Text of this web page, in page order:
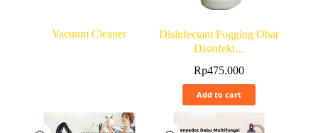
Vacuum Cleaner
Disinfectant Fogging Obat
Disinfekt...
Rp475.000
Add to cart